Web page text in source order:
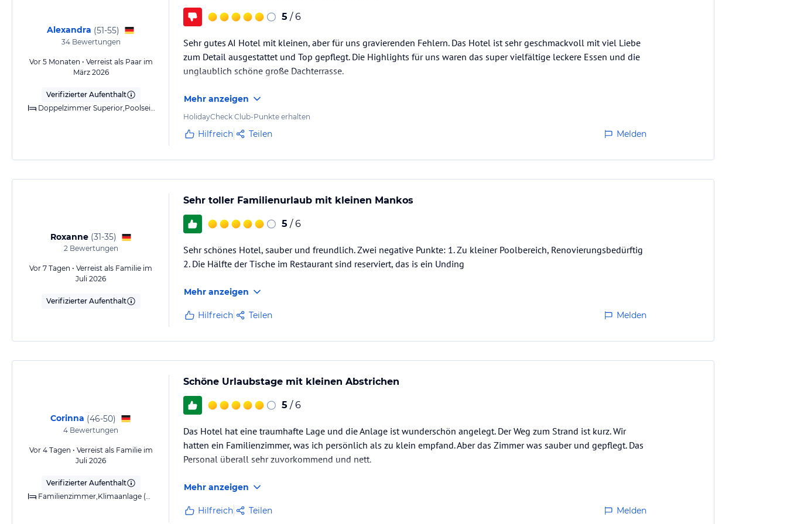
Alexandra (51-55)
34Bewertungen
Vor 5 Monaten • Verreist als Paar im
März 2026
Verifizierter Aufenthalt
Doppelzimmer Superior,Poolseite,Klimaanlage (warm/kalt),Bad,WC,Balkon,Panoramablick
5 / 6
Sehr gutes AI Hotel mit kleinen, aber für uns gravierenden Fehlern. Das Hotel ist sehr geschmackvoll mit viel Liebe
zum Detail ausgestattet und Top gepflegt. Die Highlights für uns waren das super vielfältige leckere Essen und die
unglaublich schöne große Dachterrasse.
Mehr anzeigen
HolidayCheck Club-Punkte erhalten
Hilfreich Teilen Melden
Roxanne (31-35)
2Bewertungen
Vor 7 Tagen • Verreist als Familie im
Juli 2026
Verifizierter Aufenthalt
Sehr toller Familienurlaub mit kleinen Mankos
5 / 6
Sehr schönes Hotel, sauber und freundlich. Zwei negative Punkte: 1. Zu kleiner Poolbereich, Renovierungsbedürftig
2. Die Hälfte der Tische im Restaurant sind reserviert, das is ein Unding
Mehr anzeigen
Hilfreich Teilen Melden
Corinna (46-50)
4 Bewertungen
Vor 4 Tagen • Verreist als Familie im
Juli 2026
Verifizierter Aufenthalt
Familienzimmer,Klimaanlage (warm/kalt),Bad,WC,Balkon
Schöne Urlaubstage mit kleinen Abstrichen
5 / 6
Das Hotel hat eine traumhafte Lage und die Anlage ist wunderschön angelegt. Der Weg zum Strand ist kurz. Wir
hatten ein Familienzimmer, was ich persönlich als zu klein empfand. Aber das Zimmer was sauber und gepflegt. Das
Personal überall sehr zuvorkommend und nett.
Mehr anzeigen
Hilfreich Teilen Melden